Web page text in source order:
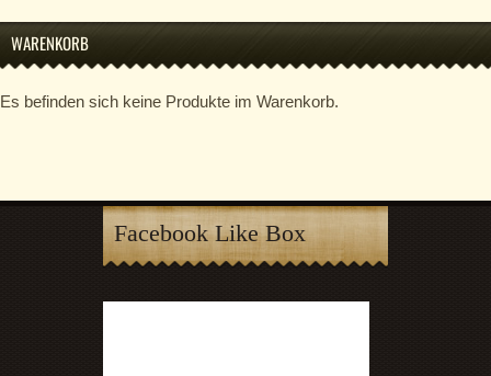
WARENKORB
Es befinden sich keine Produkte im Warenkorb.
Facebook Like Box